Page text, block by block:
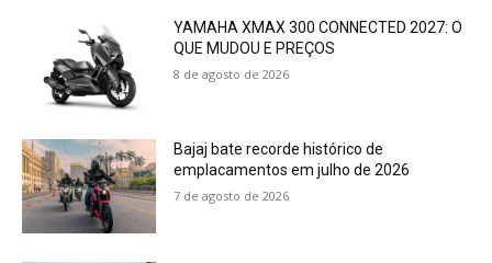
YAMAHA XMAX 300 CONNECTED 2027: O
QUE MUDOU E PREÇOS
8 de agosto de 2026
Bajaj bate recorde histórico de
emplacamentos em julho de 2026
7 de agosto de 2026